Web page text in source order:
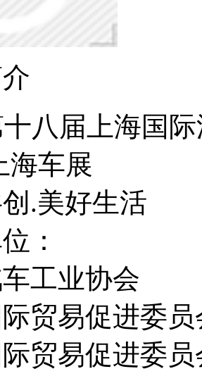
十八届上海国
海车展
.美好生活
：
工业协会
贸易促进委
贸易促进委